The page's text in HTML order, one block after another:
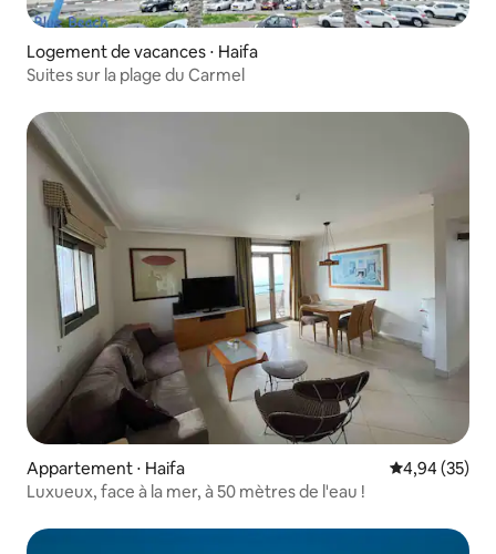
Logement de vacances ⋅ Haifa
Suites sur la plage du Carmel
Appartement ⋅ Haifa Évaluation
4,94 (35)
Luxueux, face à la mer, à 50 mètres de l'eau !